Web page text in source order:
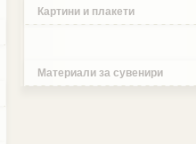
Картини и плакети
Материали за сувенири